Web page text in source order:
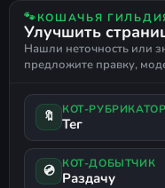
SID MEIER’S CIVILIZATION
ВИД СВЕРХУ
СТРОИТЕЛЬСТВО
КРАЙНЕ
ИСТОРИЧЕСКАЯ
ДОБЫЧА (ЛУТ)
ЛОГИСТИКА
🐾КОШАЧЬЯ
Улучшить
Нашли неточность или
предложите правку,
🔖 КОТ-РУБРИКАТОР
Тег
💿 КОТ-ДОБЫТЧИК
Раздачу